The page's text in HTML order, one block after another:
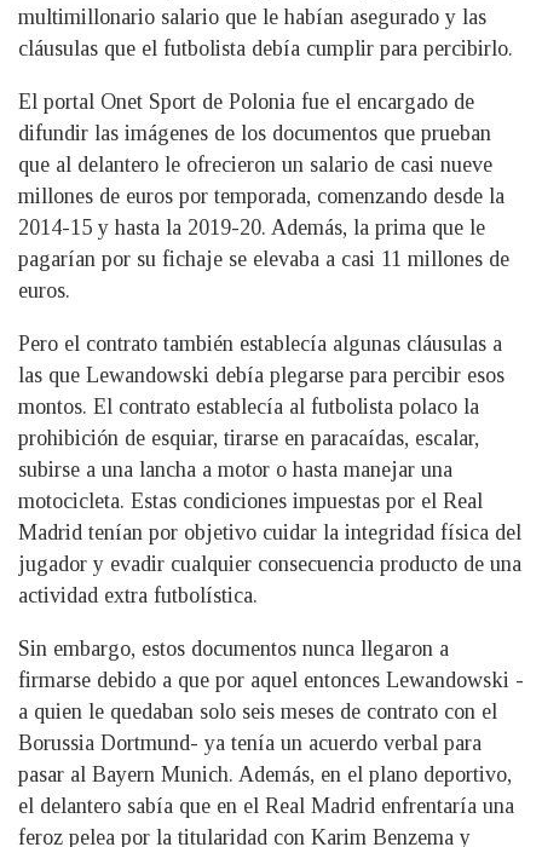
multimillonario salario que le habían asegurado y las
cláusulas que el futbolista debía cumplir para percibirlo.
El portal Onet Sport de Polonia fue el encargado de
difundir las imágenes de los documentos que prueban
que al delantero le ofrecieron un salario de casi nueve
millones de euros por temporada, comenzando desde la
2014-15 y hasta la 2019-20. Además, la prima que le
pagarían por su fichaje se elevaba a casi 11 millones de
euros.
Pero el contrato también establecía algunas cláusulas a
las que Lewandowski debía plegarse para percibir esos
montos. El contrato establecía al futbolista polaco la
prohibición de esquiar, tirarse en paracaídas, escalar,
subirse a una lancha a motor o hasta manejar una
motocicleta. Estas condiciones impuestas por el Real
Madrid tenían por objetivo cuidar la integridad física del
jugador y evadir cualquier consecuencia producto de una
actividad extra futbolística.
Sin embargo, estos documentos nunca llegaron a
firmarse debido a que por aquel entonces Lewandowski -
a quien le quedaban solo seis meses de contrato con el
Borussia Dortmund- ya tenía un acuerdo verbal para
pasar al Bayern Munich. Además, en el plano deportivo,
el delantero sabía que en el Real Madrid enfrentaría una
feroz pelea por la titularidad con Karim Benzema y